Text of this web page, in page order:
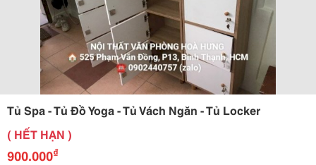
Tủ Spa - Tủ Đồ Yoga - Tủ Vách Ngăn - Tủ Locker
( HẾT HẠN )
900.000₫